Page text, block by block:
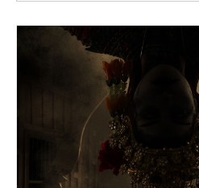
TITAN SCREEN
MUCROWN
VR 演唱會
GOLD CLASS
AD口述影像